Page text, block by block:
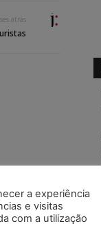
atrás
a experiência
e visitas
com a utilização